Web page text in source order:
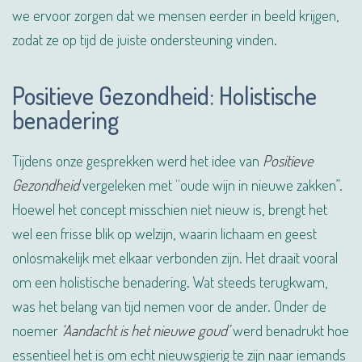
we ervoor zorgen dat we mensen eerder in beeld krijgen,
zodat ze op tijd de juiste ondersteuning vinden.
Positieve Gezondheid: Holistische
benadering
Tijdens onze gesprekken werd het idee van Positieve
Gezondheidvergeleken met “oude wijn in nieuwe zakken”.
Hoewel het concept misschien niet nieuw is, brengt het
wel een frisse blik op welzijn, waarin lichaam en geest
onlosmakelijk met elkaar verbonden zijn. Het draait vooral
om een holistische benadering. Wat steeds terugkwam,
was het belang van tijd nemen voor de ander. Onder de
noemer ‘Aandacht is het nieuwe goud’werd benadrukt hoe
essentieel het is om echt nieuwsgierig te zijn naar iemands